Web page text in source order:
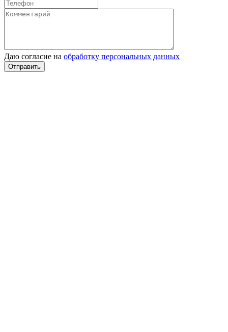
Даю согласие на обработку персональных данных